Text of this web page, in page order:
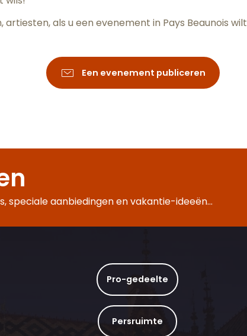
als u een evenement in Pays Beaunois
Een evenement publiceren
speciale aanbiedingen en vakantie-ideeën...
Pro-gedeelte
Persruimte